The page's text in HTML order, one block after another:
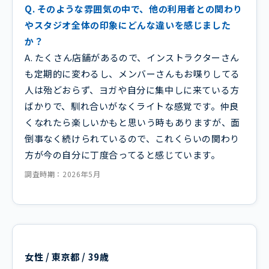
Q. そのような雰囲気の中で、他の利用者との関わり
やスタジオ全体の印象にどんな違いを感じました
か？
A. たくさん店舗があるので、インストラクターさん
も定期的に変わるし、メンバーさんもお喋りしてる
人は殆どおらず、ヨガや自分に集中しに来ている方
ばかりで、馴れ合いがなくライトな感覚です。仲良
くなれたら楽しいかもと思いう時もありますが、面
倒事なく続けられているので、これくらいの関わり
方が今の自分に丁度合ってると感じています。
調査時期：2026年5月
女性 / 東京都 / 39歳